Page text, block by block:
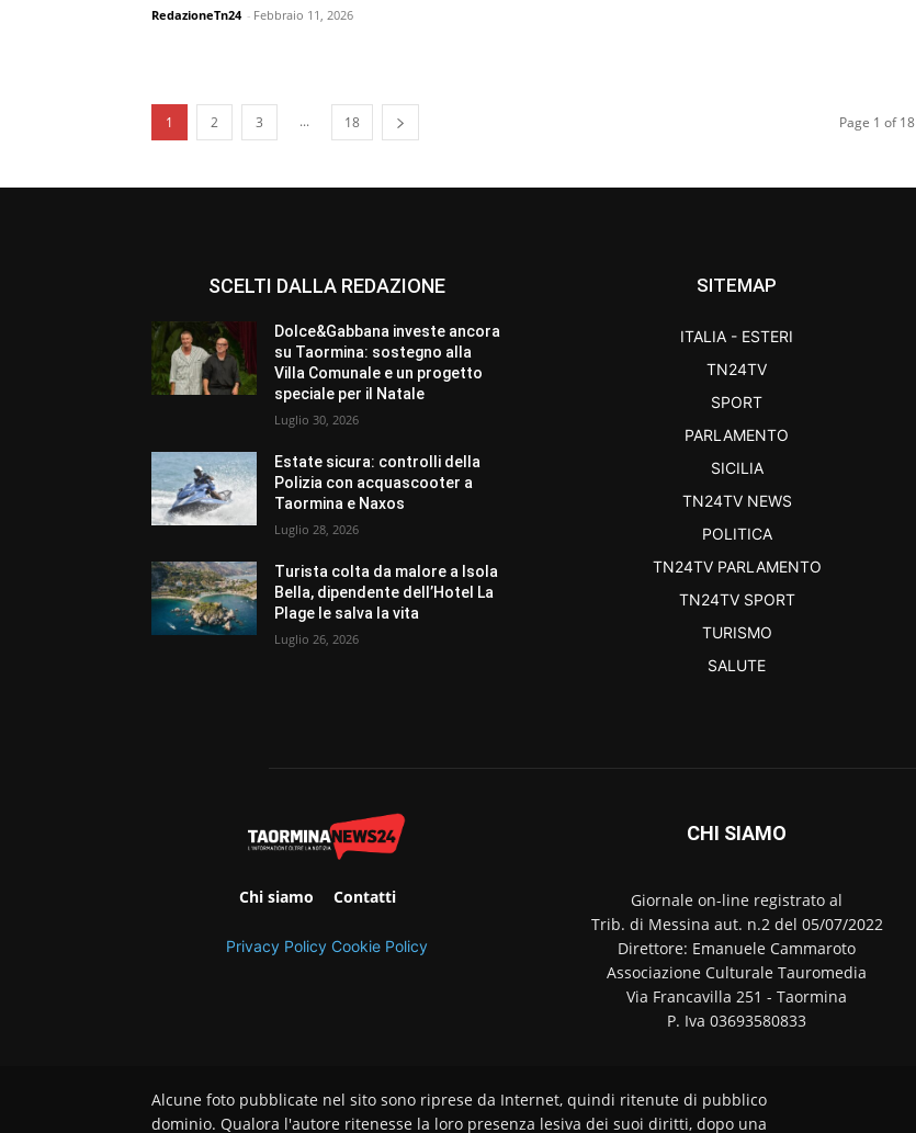
RedazioneTn24 - Febbraio 11, 2026
1 2 3 ... 18 Page 1 of 18
SCELTI DALLA REDAZIONE
Dolce&Gabbana investe ancora
su Taormina: sostegno alla
Villa Comunale e un progetto
speciale per il Natale
Luglio 30, 2026
Estate sicura: controlli della
Polizia con acquascooter a
Taormina e Naxos
Luglio 28, 2026
Turista colta da malore a Isola
Bella, dipendente dell’Hotel La
Plage le salva la vita
Luglio 26, 2026
SITEMAP
ITALIA - ESTERI
TN24TV
SPORT
PARLAMENTO
SICILIA
TN24TV NEWS
POLITICA
TN24TV PARLAMENTO
TN24TV SPORT
TURISMO
SALUTE
Chi siamo Contatti
Privacy Policy Cookie Policy
CHI SIAMO
Giornale on-line registrato al
Trib. di Messina aut. n.2 del 05/07/2022
Direttore: Emanuele Cammaroto
Associazione Culturale Tauromedia
Via Francavilla 251 - Taormina
P. Iva 03693580833
Alcune foto pubblicate nel sito sono riprese da Internet, quindi ritenute di pubblico
dominio. Qualora l'autore ritenesse la loro presenza lesiva dei suoi diritti, dopo una